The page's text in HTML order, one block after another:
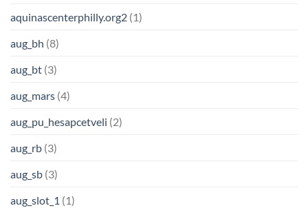
aquinascenterphilly.org2 (1)
aug_bh (8)
aug_bt (3)
aug_mars (4)
aug_pu_hesapcetveli (2)
aug_rb (3)
aug_sb (3)
aug_slot_1 (1)